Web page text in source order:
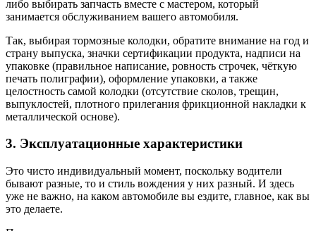
либо выбирать запчасть вместе с мастером, который
занимается обслуживанием вашего автомобиля.
Так, выбирая тормозные колодки, обратите внимание на год и
страну выпуска, значки сертификации продукта, надписи на
упаковке (правильное написание, ровность строчек, чёткую
печать полиграфии), оформление упаковки, а также
целостность самой колодки (отсутствие сколов, трещин,
выпуклостей, плотного прилегания фрикционной накладки к
металлической основе).
3. Эксплуатационные характеристики
Это чисто индивидуальный момент, поскольку водители
бывают разные, то и стиль вождения у них разный. И здесь
уже не важно, на каком автомобиле вы ездите, главное, как вы
это делаете.